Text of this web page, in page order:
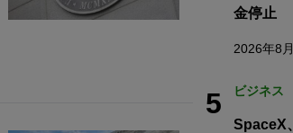
金停止
2026年8
5 ビジネス
SpaceX